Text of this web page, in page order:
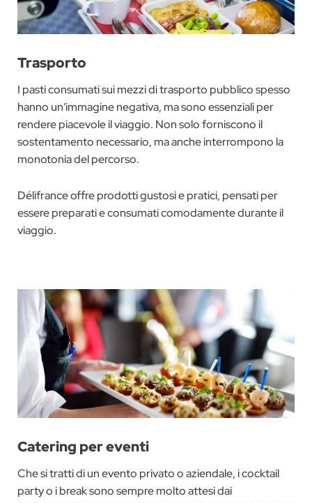
Trasporto
I pasti consumati sui mezzi di trasporto pubblico spesso
hanno un'immagine negativa, ma sono essenziali per
rendere piacevole il viaggio. Non solo forniscono il
sostentamento necessario, ma anche interrompono la
monotonia del percorso.
Délifrance offre prodotti gustosi e pratici, pensati per
essere preparati e consumati comodamente durante il
viaggio.
Catering per eventi
Che si tratti di un evento privato o aziendale, i cocktail
party o i break sono sempre molto attesi dai